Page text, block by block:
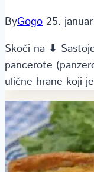
ByGogo 25.
Skoči na ⬇
pancerote
ulične hrane koji